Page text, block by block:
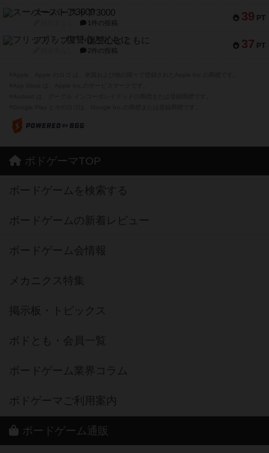
39 PT
スーパーストア3000
1件の投稿
37 PT
フリップ７：復讐心とともに
2件の投稿
ボドゲーマTOP
ボードゲームを検索する
ボードゲームの新着レビュー
ボードゲーム会情報
メカニクス特集
掲示板・トピックス
ボドとも・会員一覧
ボードゲーム業界コラム
ボドゲーマご利用案内
ボードゲーム通販